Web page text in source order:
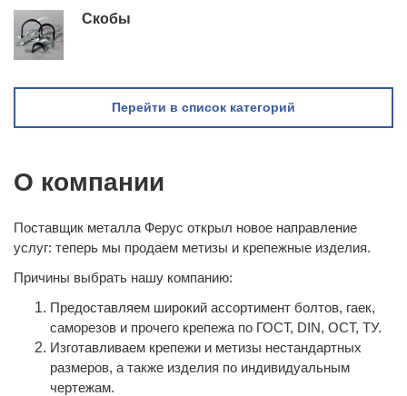
Скобы
Перейти в список категорий
О компании
Поставщик металла Ферус открыл новое направление
услуг: теперь мы продаем метизы и крепежные изделия.
Причины выбрать нашу компанию:
Предоставляем широкий ассортимент болтов, гаек,
саморезов и прочего крепежа по ГОСТ, DIN, ОСТ, ТУ.
Изготавливаем крепежи и метизы нестандартных
размеров, а также изделия по индивидуальным
чертежам.